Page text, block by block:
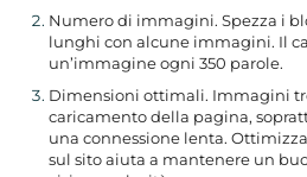
Numero di immagini. Spezza i
lunghi con alcune immagini. Il
un’immagine ogni 350 parole.
Dimensioni ottimali. Immagini
caricamento della pagina,
una connessione lenta.
sul sito aiuta a mantenere un